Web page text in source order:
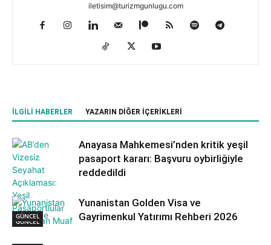
iletisim@turizmgunlugu.com
İLGILI HABERLER YAZARIN DIĞER İÇERIKLERI
GÜNCEL
Anayasa Mahkemesi’nden kritik yeşil
pasaport kararı: Başvuru oybirliğiyle
reddedildi
GÜNCEL
Yunanistan Golden Visa ve
Gayrimenkul Yatırımı Rehberi 2026